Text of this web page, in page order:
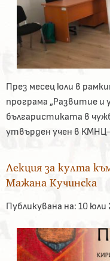
През месец юли в
програма „Развитие и
българистиката в
утвърден учен в
Лекция за култа
Мажана Кучинска
Публикувана на: 10 юли